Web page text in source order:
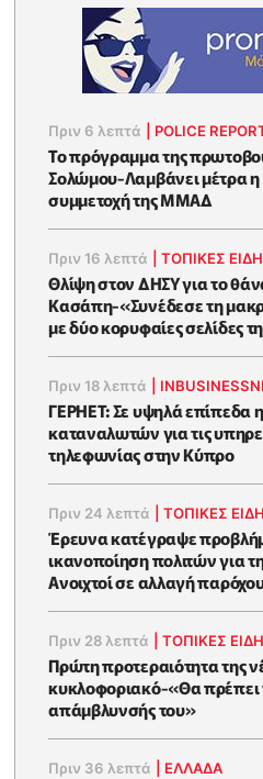
Πριν 6 λεπτά POLICE
To πρόγραμμα της
Σολώμου-Λαμβάνει μέτρα η
συμμετοχή της ΜΜΑΔ
Πριν 16 λεπτά |ΤΟΠΙΚΕΣ
Θλίψη στον ΔΗΣΥ για το
Κασάπη-«Συνέδεσε τη
με δύο κορυφαίες σελίδες
Πριν 18 λεπτά
ΓΕΡΗΕΤ: Σε υψηλά επίπεδα
καταναλωτών για τις
τηλεφωνίας στην Κύπρο
Πριν 24 λεπτά |ΤΟΠΙΚΕΣ
Έρευνα κατέγραψε
ικανοποίηση πολιτών για
Ανοιχτοί σε αλλαγή
Πριν 28 λεπτά |ΤΟΠΙΚΕΣ
Πρώτη προτεραιότητα της
κυκλοφοριακό-«Θα πρέπει
απάμβλυνσής του»
Πριν 36 λεπτά ΕΛΛΑΔΑ